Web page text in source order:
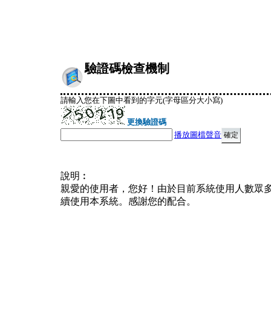
驗證碼檢查機制
請輸入您在下圖中看到的字元(字母區分大小寫)
更換驗證碼
播放圖檔聲音
說明︰
親愛的使用者，您好！由於目前系統使用人數眾
續使用本系統。感謝您的配合。